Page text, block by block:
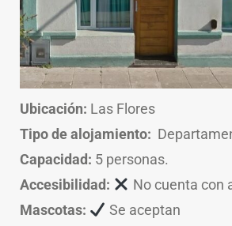
Ubicación: Las Flores
Tipo de alojamiento:
Capacidad: 5 personas.
Accesibilidad:
No cuenta con
Mascotas:
Se aceptan